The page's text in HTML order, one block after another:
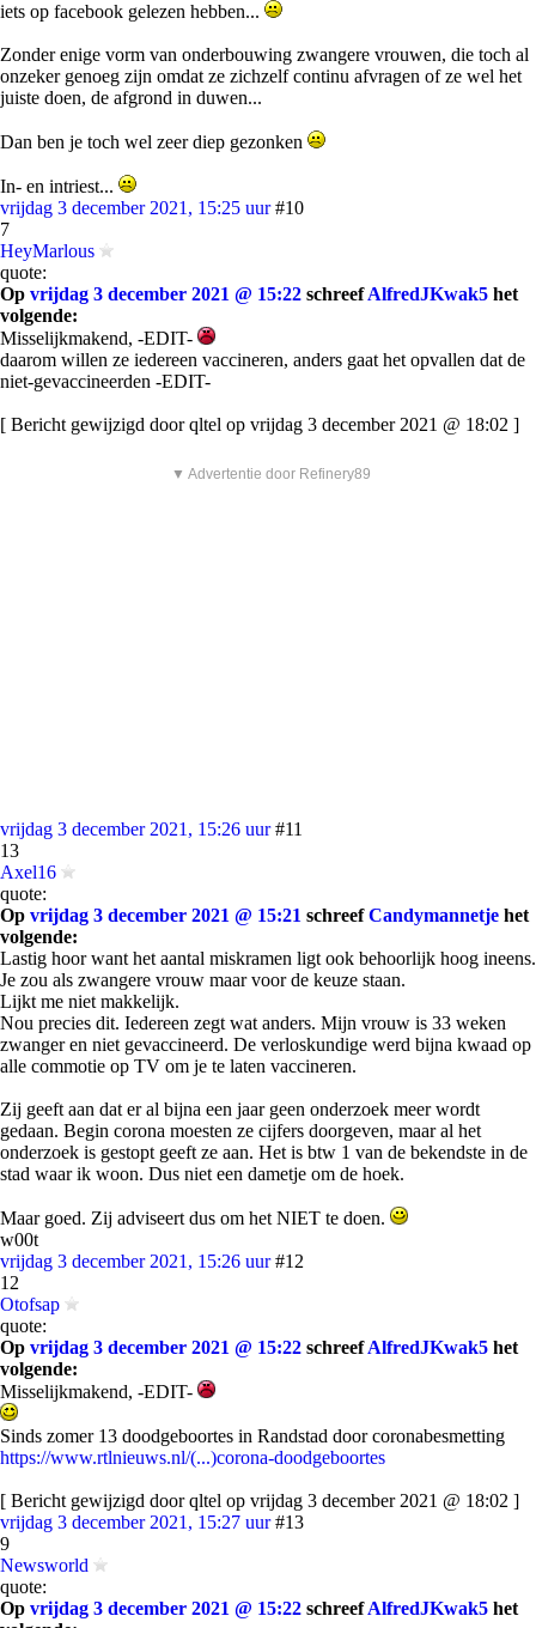
iets op facebook gelezen hebben...
Zonder enige vorm van onderbouwing zwangere vrouwen, die toch al
onzeker genoeg zijn omdat ze zichzelf continu afvragen of ze wel het
juiste doen, de afgrond in duwen...
Dan ben je toch wel zeer diep gezonken
In- en intriest...
vrijdag 3 december 2021, 15:25 uur #10
7
HeyMarlous
quote:
Op vrijdag 3 december 2021 @ 15:22 schreefAlfredJKwak5 het
volgende:
Misselijkmakend, -EDIT-
daarom willen ze iedereen vaccineren, anders gaat het opvallen dat de
niet-gevaccineerden -EDIT-
[ Bericht gewijzigd door qltel op vrijdag 3 december 2021 @ 18:02 ]
▼ Advertentie door Refinery89
vrijdag 3 december 2021, 15:26 uur #11
13
Axel16
quote:
Op vrijdag 3 december 2021 @ 15:21 schreefCandymannetje het
volgende:
Lastig hoor want het aantal miskramen ligt ook behoorlijk hoog ineens.
Je zou als zwangere vrouw maar voor de keuze staan.
Lijkt me niet makkelijk.
Nou precies dit. Iedereen zegt wat anders. Mijn vrouw is 33 weken
zwanger en niet gevaccineerd. De verloskundige werd bijna kwaad op
alle commotie op TV om je te laten vaccineren.
Zij geeft aan dat er al bijna een jaar geen onderzoek meer wordt
gedaan. Begin corona moesten ze cijfers doorgeven, maar al het
onderzoek is gestopt geeft ze aan. Het is btw 1 van de bekendste in de
stad waar ik woon. Dus niet een dametje om de hoek.
Maar goed. Zij adviseert dus om het NIET te doen.
w00t
vrijdag 3 december 2021, 15:26 uur #12
12
Otofsap
quote:
Op vrijdag 3 december 2021 @ 15:22 schreefAlfredJKwak5 het
volgende:
Misselijkmakend, -EDIT-
Sinds zomer 13 doodgeboortes in Randstad door coronabesmetting
https://www.rtlnieuws.nl/(...)corona-doodgeboortes
[ Bericht gewijzigd door qltel op vrijdag 3 december 2021 @ 18:02 ]
vrijdag 3 december 2021, 15:27 uur #13
9
Newsworld
quote:
Op vrijdag 3 december 2021 @ 15:22 schreefAlfredJKwak5 het